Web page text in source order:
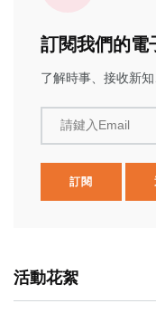
訂閱我們的電
了解時事、接收新
請鍵入Email
訂閱
活動花絮